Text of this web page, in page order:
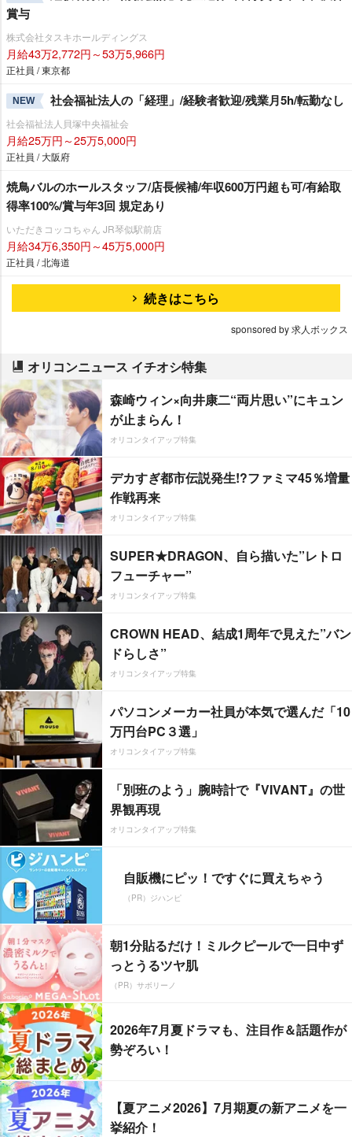
賞与
株式会社タスキホールディングス
月給43万2,772円～53万5,966円
正社員 / 東京都
NEW 社会福祉法人の「経理」/経験者歓迎/残業月5h/転勤なし
社会福祉法人貝塚中央福祉会
月給25万円～25万5,000円
正社員 / 大阪府
焼鳥バルのホールスタッフ/店長候補/年収600万円超も可/有給取
得率100%/賞与年3回 規定あり
いただきコッコちゃん JR琴似駅前店
月給34万6,350円～45万5,000円
正社員 / 北海道
続きはこちら
sponsored by 求人ボックス
オリコンニュース イチオシ特集
森崎ウィン×向井康二“両片思い”にキュン
が止まらん！
オリコンタイアップ特集
デカすぎ都市伝説発生!?ファミマ45％増量
作戦再来
オリコンタイアップ特集
SUPER★DRAGON、自ら描いた”レトロ
フューチャー”
オリコンタイアップ特集
CROWN HEAD、結成1周年で見えた”バン
ドらしさ”
オリコンタイアップ特集
パソコンメーカー社員が本気で選んだ「10
万円台PC３選」
オリコンタイアップ特集
「別班のよう」腕時計で『VIVANT』の世
界観再現
オリコンタイアップ特集
自販機にピッ！ですぐに買えちゃう
（PR）ジハンピ
朝1分貼るだけ！ミルクピールで一日中ず
っとうるツヤ肌
（PR）サボリーノ
2026年7月夏ドラマも、注目作＆話題作が
勢ぞろい！
【夏アニメ2026】7月期夏の新アニメを一
挙紹介！